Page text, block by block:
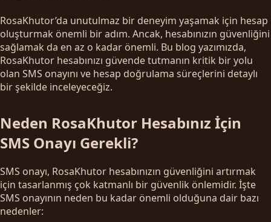
RosaKhutor’da unutulmaz bir deneyim yaşamak için hesap
oluşturmak önemli bir adım. Ancak, hesabınızın güvenliğini
sağlamak da en az o kadar önemli. Bu blog yazımızda,
RosaKhutor hesabınızı güvende tutmanın kritik bir yolu
olan SMS onayını ve hesap doğrulama süreçlerini detaylı
bir şekilde inceleyeceğiz.
Neden RosaKhutor Hesabınız İçin
SMS Onayı Gerekli?
SMS onayı, RosaKhutor hesabınızın güvenliğini artırmak
için tasarlanmış çok katmanlı bir güvenlik önlemidir. İşte
SMS onayının neden bu kadar önemli olduğuna dair bazı
nedenler: